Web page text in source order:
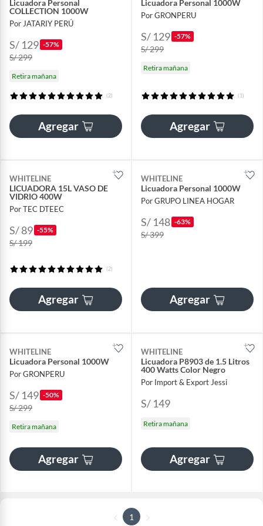
Licuadora Personal
COLLECTION 1000W
Por JATARIY PERÚ
S/ 129 -57%
S/ 299
Retira mañana
(2)
Agregar
Licuadora Personal 1000W
Por GRONPERU
S/ 129 -57%
S/ 299
Retira mañana
(1)
Agregar
WHITELINE
LICUADORA 15L VASO DE
VIDRIO 400W
Por TEC DTEEC
S/ 89 -55%
S/ 199
(2)
Agregar
WHITELINE
Licuadora Personal 1000W
Por GRUPO LINEA HOGAR
S/ 148 -63%
S/ 399
Agregar
WHITELINE
Licuadora Personal 1000W
Por GRONPERU
S/ 149 -50%
S/ 299
Retira mañana
Agregar
WHITELINE
Licuadora P8903 de 1.5 Litros
400 Watts Color Negro
Por Import & Export Jessi
S/ 149
Retira mañana
Agregar
1